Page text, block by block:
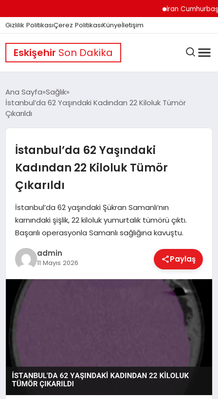
İran Cumhurbaşkanı
Gizlilik PolitikasıÇerez PolitikasıKünyeİletişim
Eskişehir Son Dakika
GÜNDEM
DÜNYA
EĞITIM
EKONOMI
MAGAZIN
SAĞLIK
TEKNOLOJI
Ana Sayfa Sağlık
İstanbul’da 62 Yaşındaki Kadından 22 Kiloluk Tümör
Çıkarıldı
İstanbul’da 62 Yaşındaki
Kadından 22 Kiloluk Tümör
Çıkarıldı
İstanbul’da 62 yaşındaki Şükran Samanlı’nın
karnındaki şişlik, 22 kiloluk yumurtalık tümörü çıktı.
Başarılı operasyonla Samanlı sağlığına kavuştu.
admin
11 Mayıs 2026 Paylaş